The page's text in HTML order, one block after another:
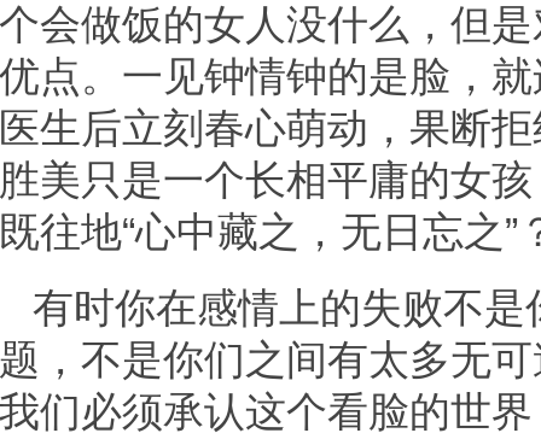
个会做饭的女人没什么，但
优点。一见钟情钟的是脸，
医生后立刻春心萌动，果断
胜美只是一个长相平庸的女
既往地“心中藏之，无日忘之”
有时你在感情上的失败不
题，不是你们之间有太多无
我们必须承认这个看脸的世